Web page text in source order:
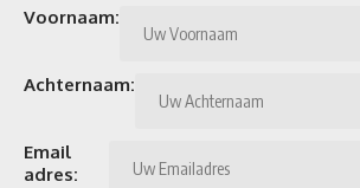
Voornaam:
Achternaam:
Email
adres: